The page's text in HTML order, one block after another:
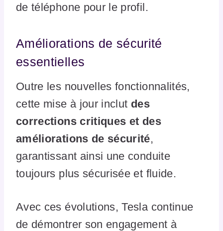
de téléphone pour le profil.
Améliorations de sécurité
essentielles
Outre les nouvelles fonctionnalités,
cette mise à jour inclut des
corrections critiques et des
améliorations de sécurité,
garantissant ainsi une conduite
toujours plus sécurisée et fluide.
Avec ces évolutions, Tesla continue
de démontrer son engagement à